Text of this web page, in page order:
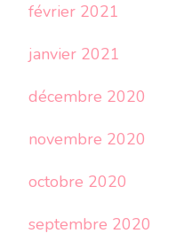
février 2021
janvier 2021
décembre 2020
novembre 2020
octobre 2020
septembre 2020